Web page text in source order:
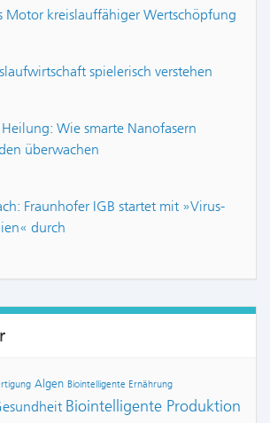
Motor kreislauffähiger Wertschöpfung
spielerisch verstehen
Wie smarte Nanofasern
überwachen
Fraunhofer IGB startet mit »Virus-
durch
Algen Biointelligente Ernährung
Biointelligente Produktion